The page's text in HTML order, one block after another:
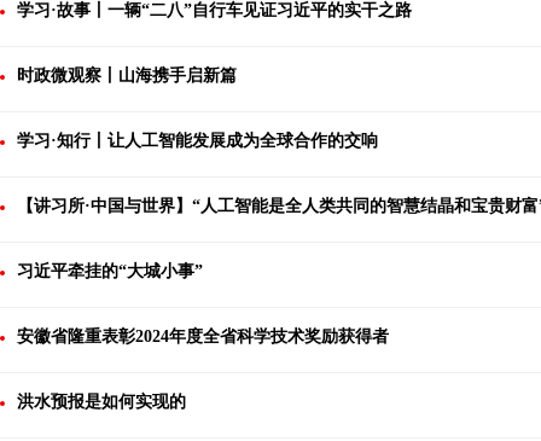
学习·故事丨一辆“二八”自行车见证习近平的实干之路
时政微观察丨山海携手启新篇
学习·知行丨让人工智能发展成为全球合作的交响
【讲习所·中国与世界】“人工智能是全人类共同的智慧结晶和宝贵财富
习近平牵挂的“大城小事”
安徽省隆重表彰2024年度全省科学技术奖励获得者
洪水预报是如何实现的